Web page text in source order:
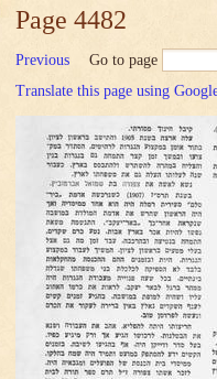
Page 4482
Previous Go to page
Translate this page using